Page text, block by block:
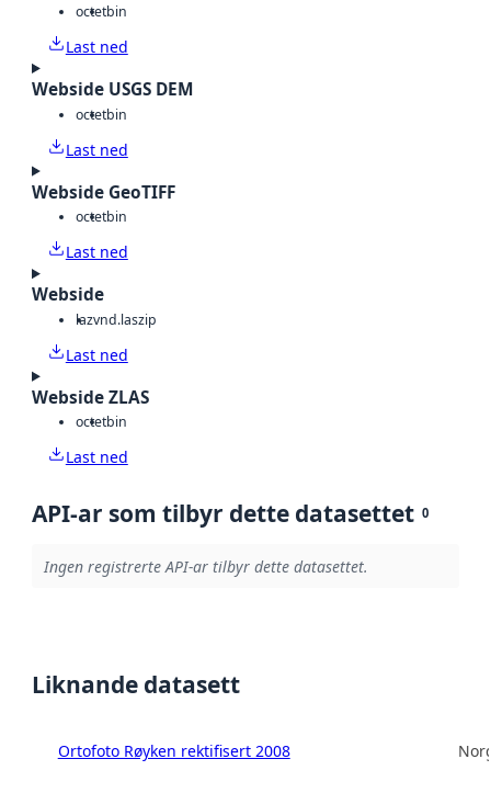
octetbin
Last ned
Webside USGS DEM
octetbin
Last ned
Webside GeoTIFF
octetbin
Last ned
Webside
lazvnd.laszip
Last ned
Webside ZLAS
octetbin
Last ned
API-ar som tilbyr dette datasettet 0
Ingen registrerte API-ar tilbyr dette datasettet.
Liknande datasett
Ortofoto Røyken rektifisert 2008